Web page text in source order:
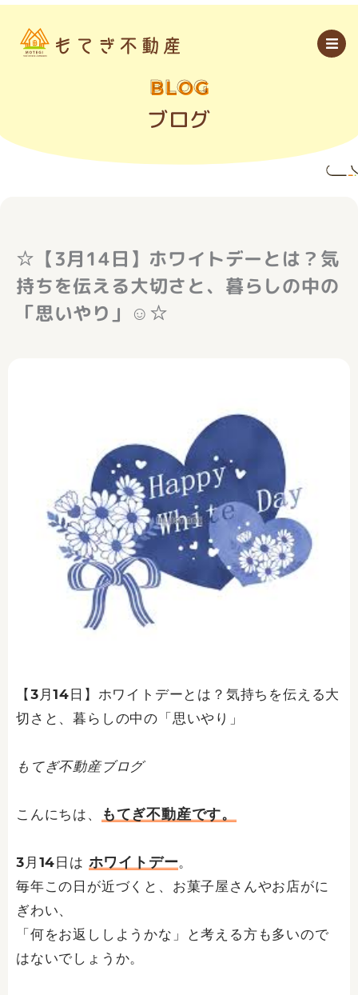
内
BLOG
ブログ
☆【3月14日】ホワイトデーとは？気
持ちを伝える大切さと、暮らしの中の
「思いやり」☺☆
【3月14日】ホワイトデーとは？気持ちを伝える大
切さと、暮らしの中の「思いやり」
もてぎ不動産ブログ
こんにちは、 もてぎ不動産です。
3月14日は ホワイトデー。
毎年この日が近づくと、お菓子屋さんやお店がに
ぎわい、
「何をお返ししようかな」と考える方も多いので
はないでしょうか。